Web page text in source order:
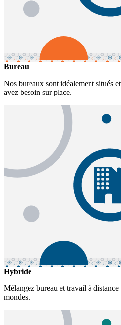
Bureau
Nos bureaux sont idéalement situés
avez besoin sur place.
Hybride
Mélangez bureau et travail à
mondes.